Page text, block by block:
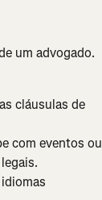
um advogado.
cláusulas de
com eventos ou